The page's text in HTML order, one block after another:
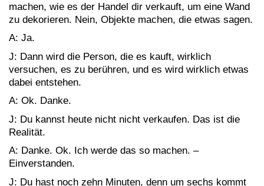
machen, wie es der Handel dir verkauft, um eine Wand
zu dekorieren. Nein, Objekte machen, die etwas sagen.
A: Ja.
J: Dann wird die Person, die es kauft, wirklich
versuchen, es zu berühren, und es wird wirklich etwas
dabei entstehen.
A: Ok. Danke.
J: Du kannst heute nicht nicht verkaufen. Das ist die
Realität.
A: Danke. Ok. Ich werde das so machen. –
Einverstanden.
J: Du hast noch zehn Minuten, denn um sechs kommt